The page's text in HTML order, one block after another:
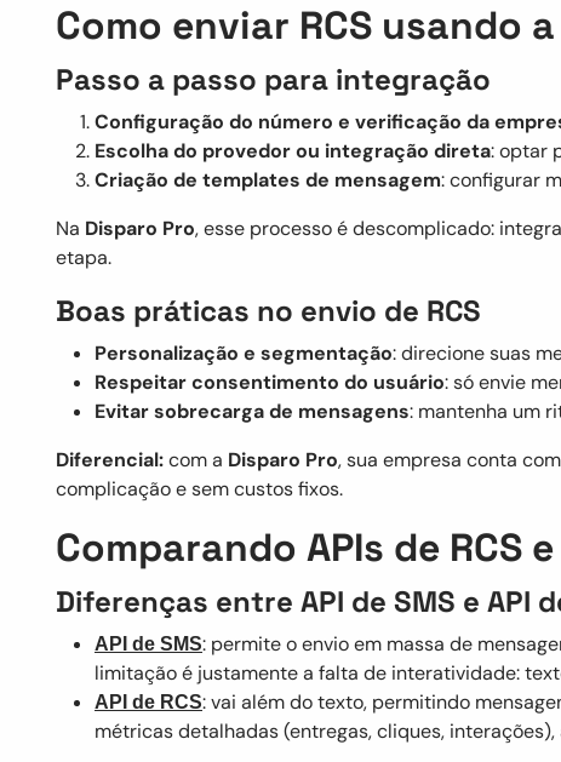
Como enviar RCS usando a
Passo a passo para integração
Configuração do número e verificação da
Escolha do provedor ou integração direta: optar
Criação de templates de mensagem: configurar
Na Disparo Pro, esse processo é descomplicado:
etapa.
Boas práticas no envio de RCS
Personalização e segmentação: direcione suas
Respeitar consentimento do usuário: só envie
Evitar sobrecarga de mensagens: mantenha um
Diferencial:com a Disparo Pro, sua empresa conta
complicação e sem custos fixos.
Comparando APIs de RCS e
Diferenças entre API de SMS e API
API de SMS: permite o envio em massa de
limitação é justamente a falta de interatividade:
API de RCS: vai além do texto, permitindo
métricas detalhadas (entregas, cliques, interações),